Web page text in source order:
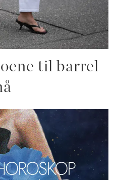
til barrel